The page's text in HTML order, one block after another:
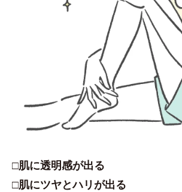
□肌に透明感が出る
□肌にツヤとハリが出る